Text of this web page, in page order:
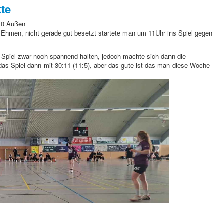
Außen
nicht gerade gut besetzt startete man um 11Uhrins Spiel gegen
zwar noch spannend halten, jedoch machte sich dann die
Spiel dann mit 30:11 (11:5), aber das gute ist das man diese Woche